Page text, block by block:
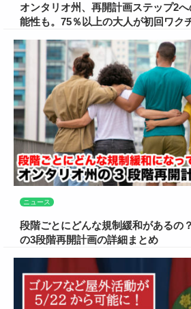
オンタリオ州、再開計画ステップ2
能性も。75％以上の大人が初回ワク
ニュース
段階ごとにどんな規制緩和があるの
の3段階再開計画の詳細まとめ